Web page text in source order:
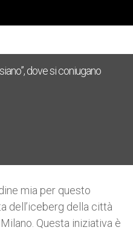
dove si coniugano
mia per questo
dell’iceberg della città
Questa iniziativa è